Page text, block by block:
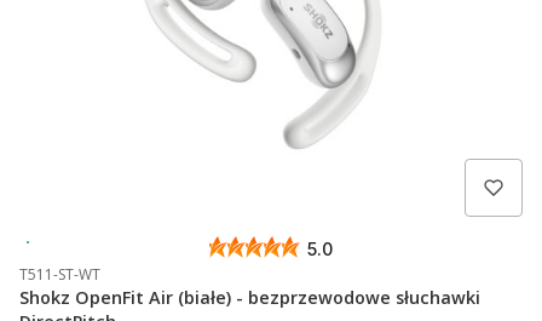
5.0
T511-ST-WT
Shokz OpenFit Air (białe) - bezprzewodowe słuchawki